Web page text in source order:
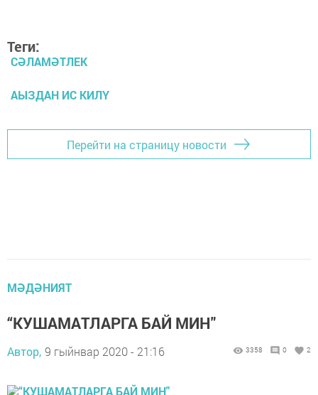
Теги:
СӘЛАМӘТЛЕК
АЫЗДАН ИС КИЛҮ
Перейти на страницу новости
МӘДӘНИЯТ
“КУШАМАТЛАРГА БАЙ МИН"
Автор, 9 гыйнвар 2020 - 21:16 3358 0 2